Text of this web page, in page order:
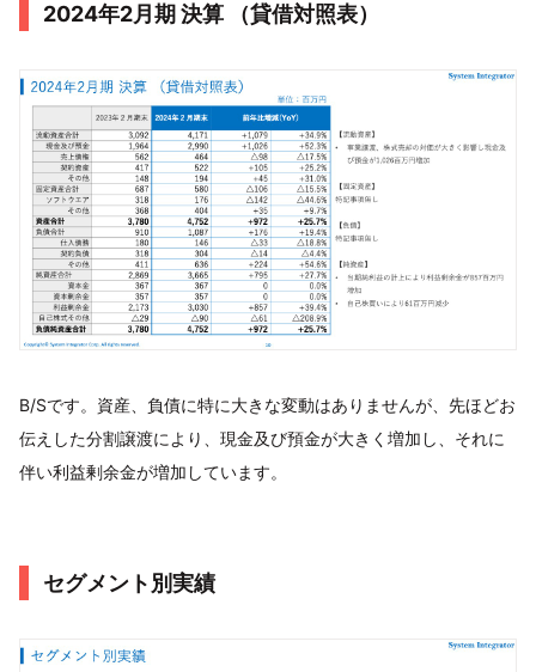
2024年2月期 決算 （貸借対照表）
B/Sです。資産、負債に特に大きな変動はありませんが、先ほどお
伝えした分割譲渡により、現金及び預金が大きく増加し、それに
伴い利益剰余金が増加しています。
セグメント別実績